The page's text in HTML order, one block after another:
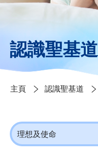
認識聖基道
主頁 認識聖基道
理想及使命